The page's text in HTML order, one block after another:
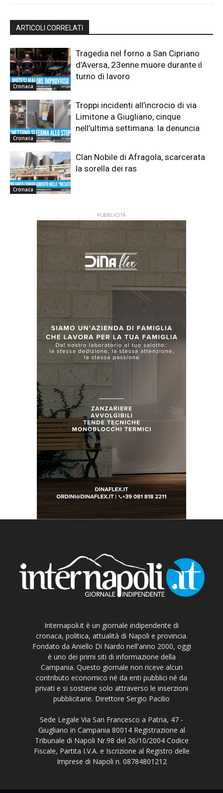
ARTICOLI CORRELATI
Cronaca
Tragedia nel forno a San Cipriano
d’Aversa, 23enne muore durante il
turno di lavoro
Cronaca
Troppi incidenti all’incrocio di via
Limitone a Giugliano, cinque
nell’ultima settimana: la denuncia
Cronaca
Clan Nobile di Afragola, scarcerata
la sorella dei ras
PUBBLICITÀ
Internapoli.it è un giornale indipendente di
cronaca, politica, attualità di Napoli e provincia.
Fondato da Aniello Di Nardo nell'anno 2000, oggi
è uno dei primi siti di informazione della
Campania. Questo giornale non riceve alcun
contributo economico né da enti pubblici né da
privati e si sostiene solo attraverso le inserzioni
pubblicitarie. Direttore Sergio Pacilio
Sede Legale Via San Francesco a Patria, 47 -
Giugliano in Campania 80014 Registrazione al
Tribunale di Napoli Nr.98 del 26/10/2004 Codice
Fiscale, Partita I.V.A. e Iscrizione al Registro delle
Imprese di Napoli n. 08784801212